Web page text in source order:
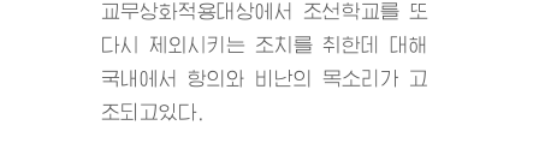
교무상화적용대상에서 조선학교를 또
다시 제외시키는 조치를 취한데 대해
국내에서 항의와 비난의 목소리가 고
조되고있다.